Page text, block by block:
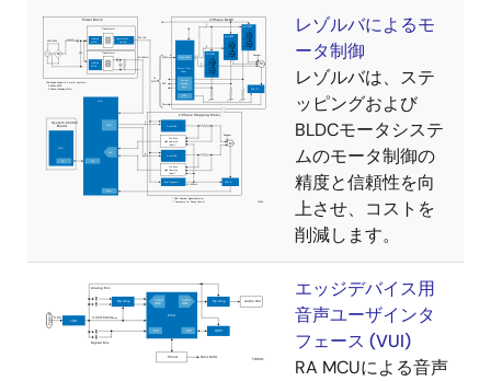
レゾルバによるモ
ータ制御
レゾルバは、ステ
ッピングおよび
BLDCモータシステ
ムのモータ制御の
精度と信頼性を向
上させ、コストを
削減します。
エッジデバイス用
音声ユーザインタ
フェース (VUI)
RA MCUによる音声